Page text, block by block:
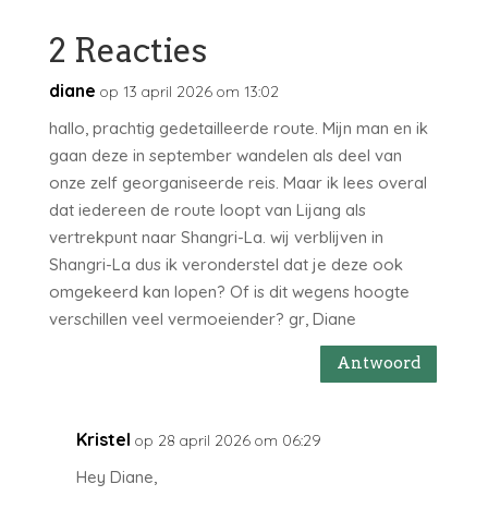
2 Reacties
diane op 13 april 2026 om 13:02
hallo, prachtig gedetailleerde route. Mijn man en ik
gaan deze in september wandelen als deel van
onze zelf georganiseerde reis. Maar ik lees overal
dat iedereen de route loopt van Lijang als
vertrekpunt naar Shangri-La. wij verblijven in
Shangri-La dus ik veronderstel dat je deze ook
omgekeerd kan lopen? Of is dit wegens hoogte
verschillen veel vermoeiender? gr, Diane
Antwoord
Kristel op 28 april 2026 om 06:29
Hey Diane,